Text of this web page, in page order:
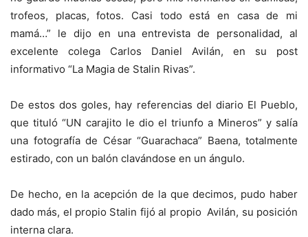
trofeos, placas, fotos. Casi todo está en casa de mi
mamá…” le dijo en una entrevista de personalidad, al
excelente colega Carlos Daniel Avilán, en su post
informativo “La Magia de Stalin Rivas”.
De estos dos goles, hay referencias del diario El Pueblo,
que tituló “UN carajito le dio el triunfo a Mineros” y salía
una fotografía de César “Guarachaca” Baena, totalmente
estirado, con un balón clavándose en un ángulo.
De hecho, en la acepción de la que decimos, pudo haber
dado más, el propio Stalin fijó al propio Avilán, su posición
interna clara.